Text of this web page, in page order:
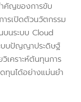
คัญของการขับ
ารเปิดตัวนวัตกรรม
บนระบบ Cloud
บบปัญญาประดิษฐ์
เคราะห์ต้นทุนการ
ทุนได้อย่างแม่นยำ